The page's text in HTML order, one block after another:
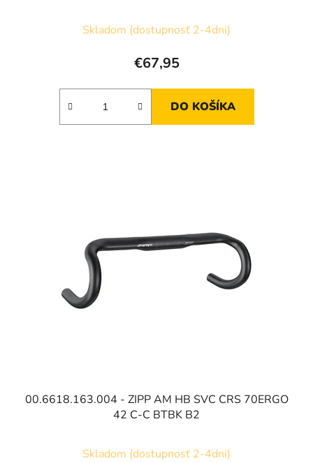
Skladom (dostupnosť 2-4dni)
€67,95
DO KOŠÍKA
00.6618.163.004 - ZIPP AM HB SVC CRS 70ERGO
42 C-C BTBK B2
Skladom (dostupnosť 2-4dni)